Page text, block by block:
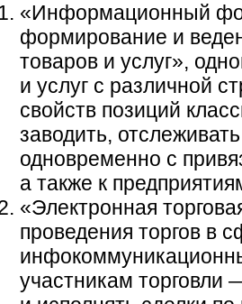
«Информационный
формирование и
товаров и услуг»,
и услуг с различной
свойств позиций
заводить,
одновременно с
а также к
«Электронная
проведения торгов в
участникам